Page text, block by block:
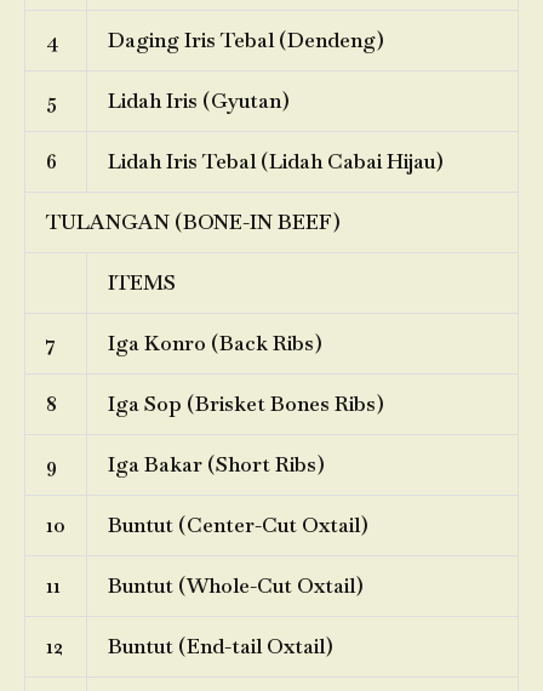
4 Daging Iris Tebal (Dendeng)
5 Lidah Iris (Gyutan)
6 Lidah Iris Tebal (Lidah Cabai Hijau)
TULANGAN (BONE-IN BEEF)
ITEMS
7 Iga Konro (Back Ribs)
8 Iga Sop (Brisket Bones Ribs)
9 Iga Bakar (Short Ribs)
10 Buntut (Center-Cut Oxtail)
11 Buntut (Whole-Cut Oxtail)
12 Buntut (End-tail Oxtail)